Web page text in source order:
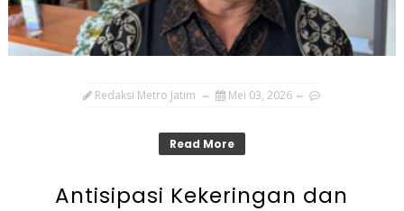
Redaksi Metro Jatim Mei 03, 2026
Read More
Antisipasi Kekeringan dan